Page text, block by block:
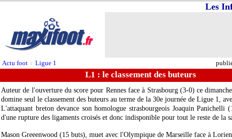
Actu foot > Ligue 1
Les
L1 : le classement des buteurs
Auteur de l'ouverture du score pour Rennes face à Strasbourg (3-0) ce
domine seul le classement des buteurs au terme de la 30e journée de Ligue 1,
L'attaquant breton devance son homologue strasbourgeois Joaquin Panichelli
d'une rupture des ligaments croisés et donc indisponible pour tout le reste de la
Mason Greeenwood (15 buts), muet avec l'Olympique de Marseille face à